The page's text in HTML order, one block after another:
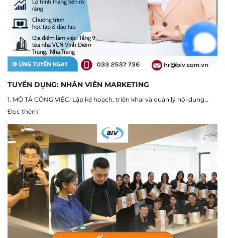
TUYỂN DỤNG: NHÂN VIÊN MARKETING
1. MÔ TẢ CÔNG VIỆC: Lập kế hoạch, triển khai và quản lý nội dung…
Đọc thêm